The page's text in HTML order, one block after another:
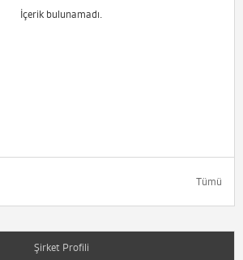
İçerik bulunamadı.
Tümü
Şirket Profili